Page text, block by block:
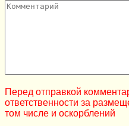
Перед отправкой
ответственности за
том числе и оскорблений